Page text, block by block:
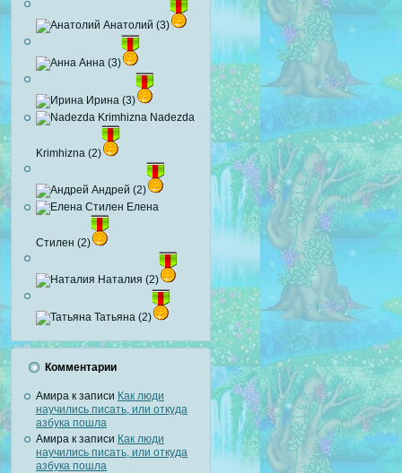
Анатолий (3)
Анна (3)
Ирина (3)
Nadezda
Krimhizna (2)
Андрей (2)
Елена
Стилен (2)
Наталия (2)
Татьяна (2)
Комментарии
Амира к записи Как люди
научились писать, или откуда
азбука пошла
Амира к записи Как люди
научились писать, или откуда
азбука пошла